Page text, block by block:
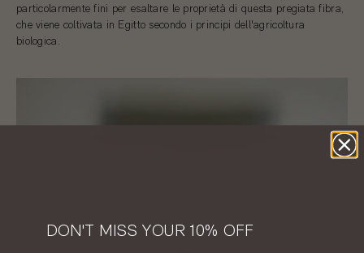
particolarmente fini per esaltare le proprietà di questa pregiata fibra,
che viene coltivata in Egitto secondo i principi dell'agricoltura
biologica.
DON'T MISS YOUR 10% OFF